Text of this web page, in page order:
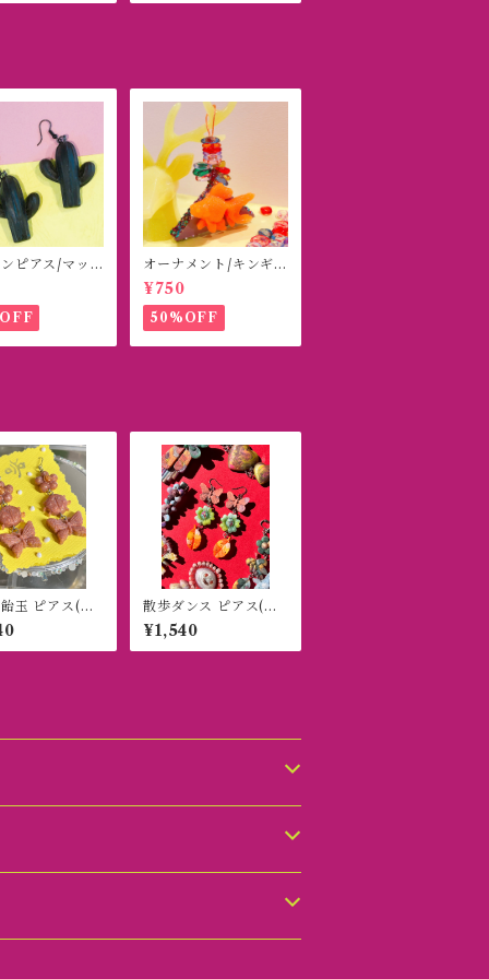
ピアス/マッ
オーナメント/キンギ
ョ
¥750
50%OFF
玉 ピアス(イ
)
散歩ダンス ピアス(イ
ヤリング)
¥1,540